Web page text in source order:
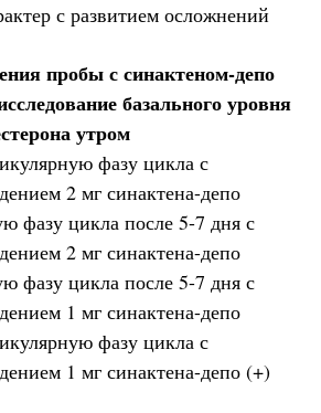
с развитием осложнений
пробы с синактеном-депо
базального уровня
утром
фазу цикла с
2 мг синактена-депо
фазу цикла после 5-7 дня с
2 мг синактена-депо
фазу цикла после 5-7 дня с
1 мг синактена-депо
фазу цикла с
1 мг синактена-депо (+)